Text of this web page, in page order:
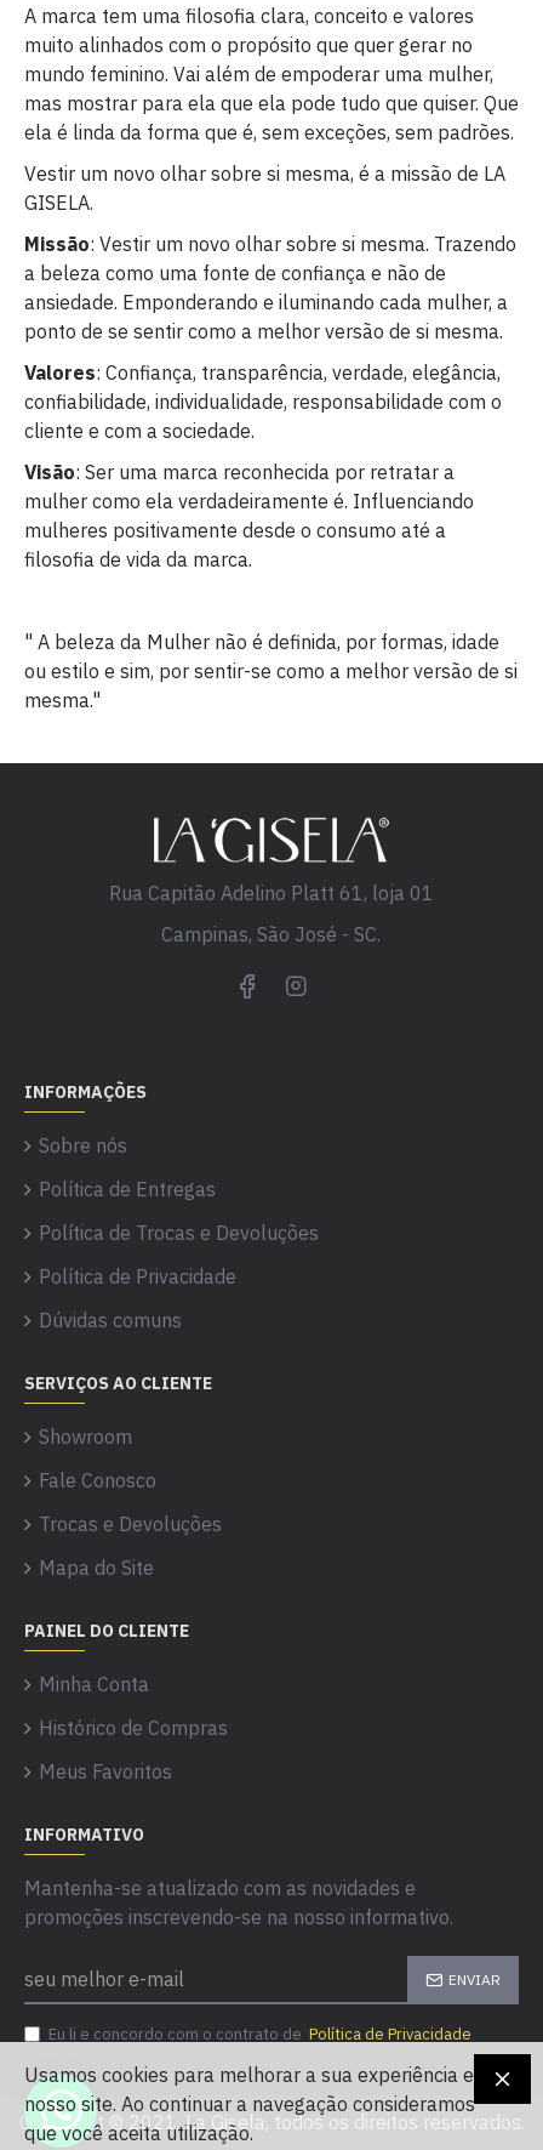
A marca tem uma filosofia clara, conceito e valores
muito alinhados com o propósito que quer gerar no
mundo feminino. Vai além de empoderar uma mulher,
mas mostrar para ela que ela pode tudo que quiser. Que
ela é linda da forma que é, sem exceções, sem padrões.
Vestir um novo olhar sobre si mesma, é a missão de LA
GISELA.
Missão: Vestir um novo olhar sobre si mesma. Trazendo
a beleza como uma fonte de confiança e não de
ansiedade. Emponderando e iluminando cada mulher, a
ponto de se sentir como a melhor versão de si mesma.
Valores: Confiança, transparência, verdade, elegância,
confiabilidade, individualidade, responsabilidade com o
cliente e com a sociedade.
Visão: Ser uma marca reconhecida por retratar a
mulher como ela verdadeiramente é. Influenciando
mulheres positivamente desde o consumo até a
filosofia de vida da marca.
" A beleza da Mulher não é definida, por formas, idade
ou estilo e sim, por sentir-se como a melhor versão de si
mesma."
Rua Capitão Adelino Platt 61, loja 01
Campinas, São José - SC.
INFORMAÇÕES
Sobre nós
Política de Entregas
Política de Trocas e Devoluções
Política de Privacidade
Dúvidas comuns
SERVIÇOS AO CLIENTE
Showroom
Fale Conosco
Trocas e Devoluções
Mapa do Site
PAINEL DO CLIENTE
Minha Conta
Histórico de Compras
Meus Favoritos
INFORMATIVO
Mantenha-se atualizado com as novidades e
promoções inscrevendo-se na nosso informativo.
ENVIAR
Eu li e concordo com o contrato de Política de Privacidade
Copyright © 2021, La Gisela, todos os direitos reservados.
Usamos cookies para melhorar a sua experiência em
nosso site. Ao continuar a navegação consideramos
que você aceita utilização.